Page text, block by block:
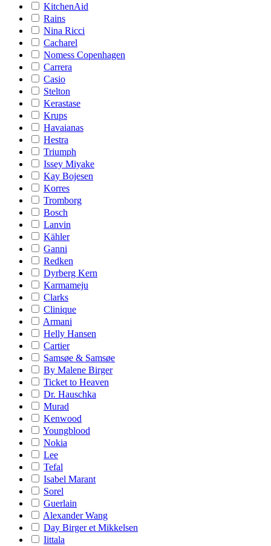
KitchenAid
Rains
Nina Ricci
Cacharel
Nomess Copenhagen
Carrera
Casio
Stelton
Kerastase
Krups
Havaianas
Hestra
Triumph
Issey Miyake
Kay Bojesen
Korres
Tromborg
Bosch
Lanvin
Kähler
Ganni
Redken
Dyrberg Kern
Karmameju
Clarks
Clinique
Armani
Helly Hansen
Cartier
Samsøe & Samsøe
By Malene Birger
Ticket to Heaven
Dr. Hauschka
Murad
Kenwood
Youngblood
Nokia
Lee
Tefal
Isabel Marant
Sorel
Guerlain
Alexander Wang
Day Birger et Mikkelsen
Iittala